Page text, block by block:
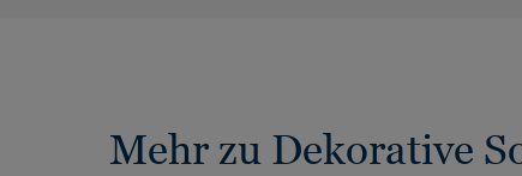
Mehr zu Dekorative